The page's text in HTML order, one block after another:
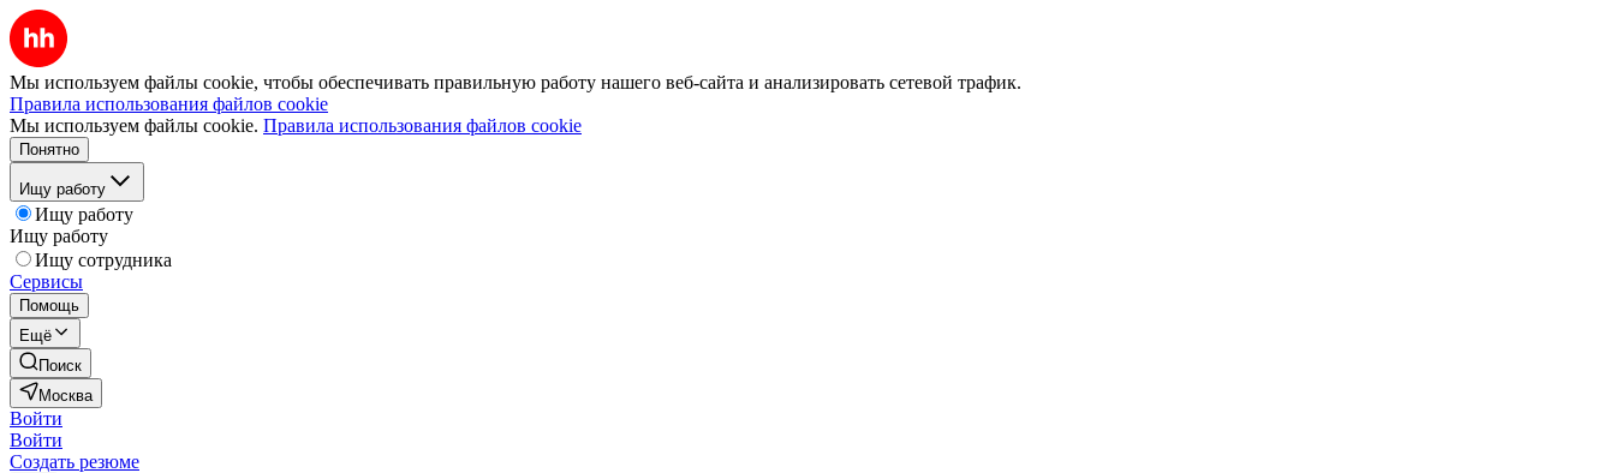
Мы используем файлы cookie, чтобы обеспечивать правильную работу нашего веб-сайта и анализировать сетевой трафик.
Правила использования файлов cookie
Мы используем файлы cookie. Правила использования файлов cookie
Понятно
Ищу работу
Ищу работу
Ищу работу
Ищу сотрудника
Сервисы
Помощь
Ещё
Поиск
Москва
Войти
Войти
Создать резюме